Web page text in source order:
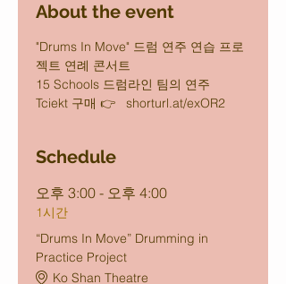
About the event
"Drums In Move" 드럼 연주 연습 프로
젝트 연례 콘서트
15 Schools 드럼라인 팀의 연주
Tciekt 구매 👉   shorturl.at/exOR2
Schedule
오후 3:00 - 오후 4:00
1시간
“Drums In Move” Drumming in
Practice Project
Ko Shan Theatre